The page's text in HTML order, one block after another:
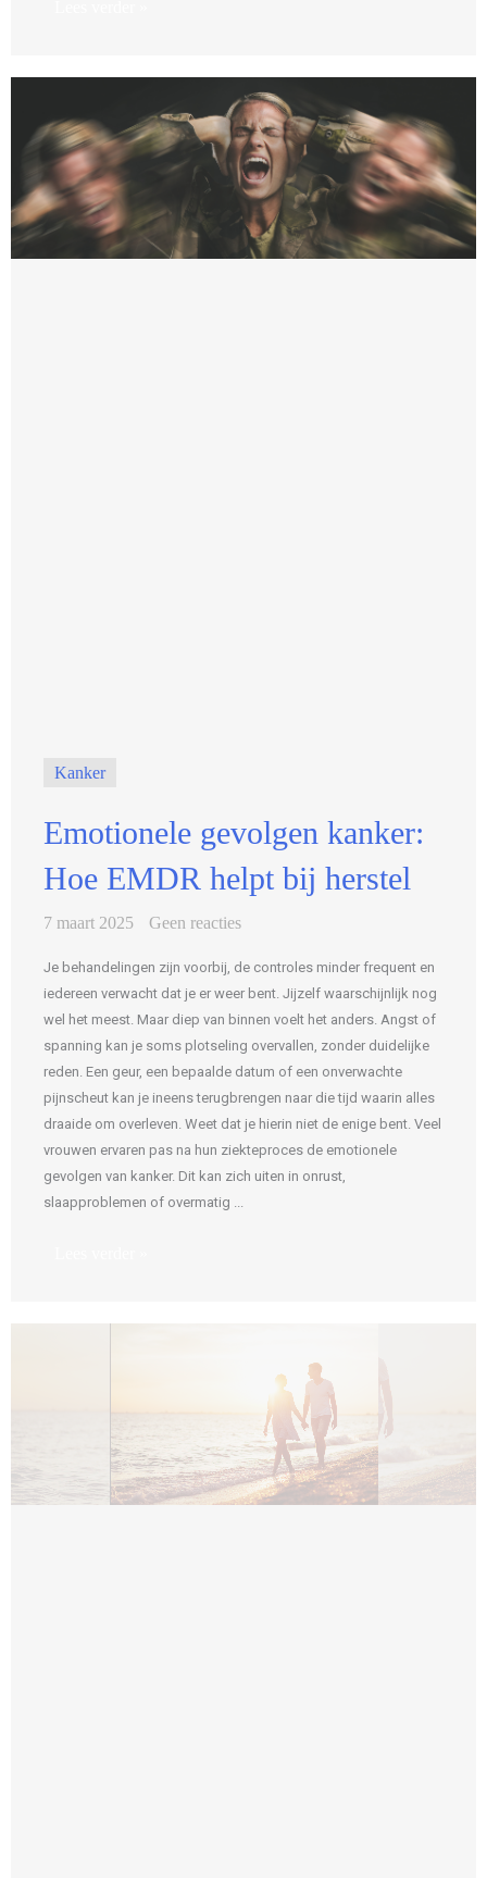
Kanker
Emotionele gevolgen kanker:
Hoe EMDR helpt bij herstel
7 maart 2025 Geen reacties
Je behandelingen zijn voorbij, de controles minder frequent en
iedereen verwacht dat je er weer bent. Jijzelf waarschijnlijk nog
wel het meest. Maar diep van binnen voelt het anders. Angst of
spanning kan je soms plotseling overvallen, zonder duidelijke
reden. Een geur, een bepaalde datum of een onverwachte
pijnscheut kan je ineens terugbrengen naar die tijd waarin alles
draaide om overleven. Weet dat je hierin niet de enige bent. Veel
vrouwen ervaren pas na hun ziekteproces de emotionele
gevolgen van kanker. Dit kan zich uiten in onrust,
slaapproblemen of overmatig ...